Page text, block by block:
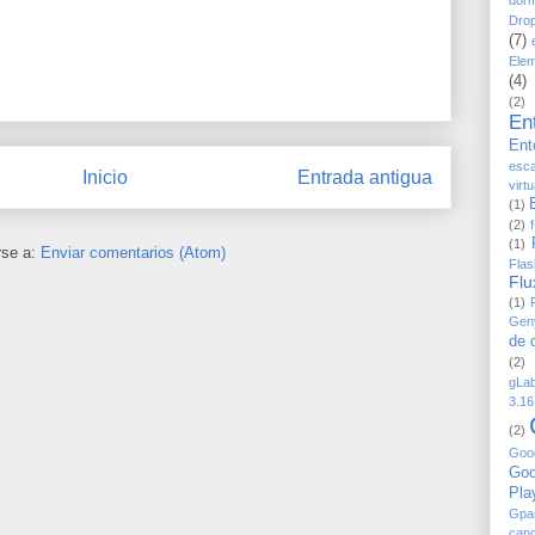
Entrada antigua
Inicio
a: Enviar comentarios (Atom)
(7)
(4)
(2)
(1)
(2)
(1)
(1)
de
(2)
3.16
(2)